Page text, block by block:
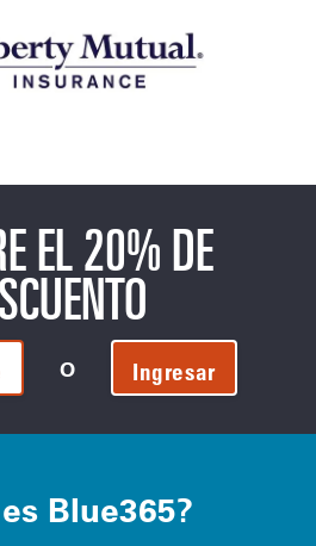
EL 20% DE
O Ingresar
Blue365?